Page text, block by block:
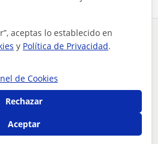
este perfil?Cuéntanos
Cádiz
de cádiz
Inglés en El Puerto
pueden interesarte
aceptas lo establecido en
y Política de Privacidad.
de Cookies
Rechazar
Aceptar